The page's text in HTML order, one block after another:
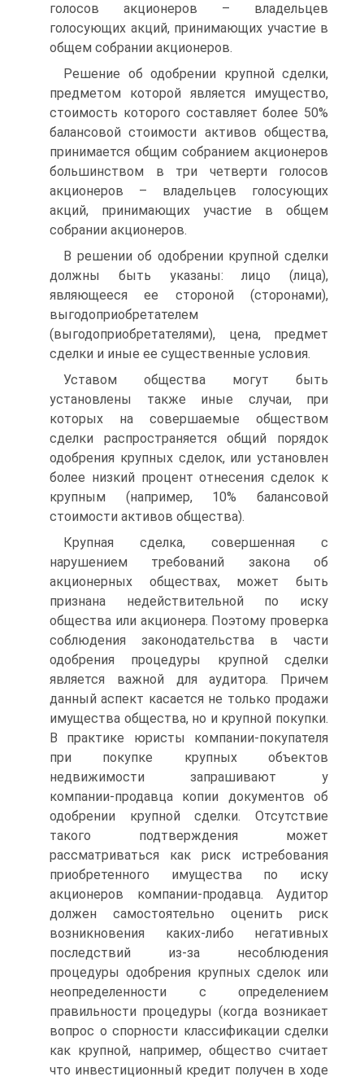
голосов акционеров – владельцев
голосующих акций, принимающих участие в
общем собрании акционеров.
Решение об одобрении крупной сделки,
предметом которой является имущество,
стоимость которого составляет более 50%
балансовой стоимости активов общества,
принимается общим собранием акционеров
большинством в три четверти голосов
акционеров – владельцев голосующих
акций, принимающих участие в общем
собрании акционеров.
В решении об одобрении крупной сделки
должны быть указаны: лицо (лица),
являющееся ее стороной (сторонами),
выгодоприобретателем
(выгодоприобретателями), цена, предмет
сделки и иные ее существенные условия.
Уставом общества могут быть
установлены также иные случаи, при
которых на совершаемые обществом
сделки распространяется общий порядок
одобрения крупных сделок, или установлен
более низкий процент отнесения сделок к
крупным (например, 10% балансовой
стоимости активов общества).
Крупная сделка, совершенная с
нарушением требований закона об
акционерных обществах, может быть
признана недействительной по иску
общества или акционера. Поэтому проверка
соблюдения законодательства в части
одобрения процедуры крупной сделки
является важной для аудитора. Причем
данный аспект касается не только продажи
имущества общества, но и крупной покупки.
В практике юристы компании‑покупателя
при покупке крупных объектов
недвижимости запрашивают у
компании‑продавца копии документов об
одобрении крупной сделки. Отсутствие
такого подтверждения может
рассматриваться как риск истребования
приобретенного имущества по иску
акционеров компании‑продавца. Аудитор
должен самостоятельно оценить риск
возникновения каких‑либо негативных
последствий из‑за несоблюдения
процедуры одобрения крупных сделок или
неопределенности с определением
правильности процедуры (когда возникает
вопрос о спорности классификации сделки
как крупной, например, общество считает
что инвестиционный кредит получен в ходе